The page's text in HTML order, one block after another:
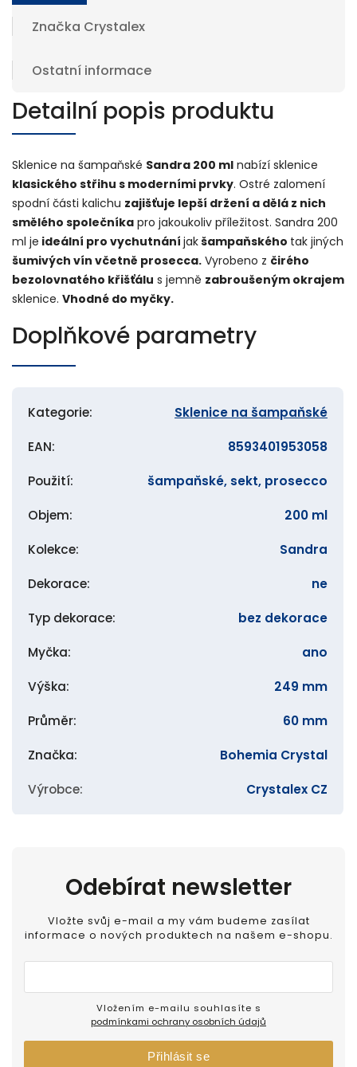
Značka Crystalex
Ostatní informace
Detailní popis produktu
Sklenice na šampaňské Sandra 200 ml nabízí sklenice
klasického střihu s moderními prvky. Ostré zalomení
spodní části kalichu zajišťuje lepší držení a dělá z nich
smělého společníka pro jakoukoliv příležitost. Sandra 200
ml je ideální pro vychutnání jakšampaňského tak jiných
šumivých vín včetně prosecca. Vyrobeno z čirého
bezolovnatého křišťálu s jemně zabroušeným okrajem
sklenice. Vhodné do myčky.
Doplňkové parametry
Kategorie: Sklenice na šampaňské
EAN: 8593401953058
Použití: šampaňské, sekt, prosecco
Objem: 200 ml
Kolekce: Sandra
Dekorace: ne
Typ dekorace: bez dekorace
Myčka: ano
Výška: 249 mm
Průměr: 60 mm
Značka: Bohemia Crystal
Výrobce: Crystalex CZ
Odebírat newsletter
Vložte svůj e-mail a my vám budeme zasílat
informace o nových produktech na našem e-shopu.
podmínkami ochrany osobních údajů
Přihlásit se